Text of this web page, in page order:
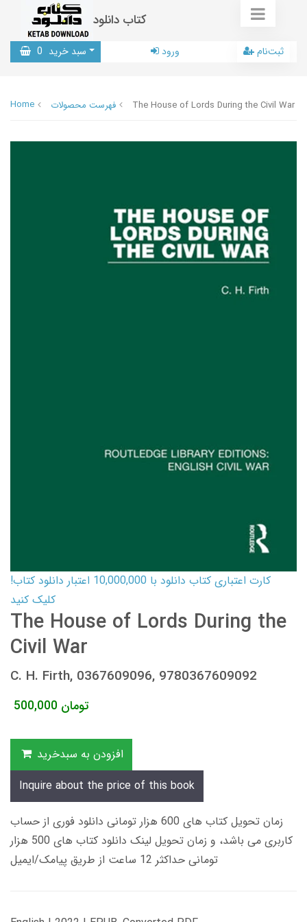
کتاب دانلود
سبد خرید 0 ورود ثبت‌نام
Home فهرست محصولات The House of Lords During the Civil War
کارت اعتباری کتاب دانلود با 10,000,000 اعتبار دانلود کتاب!
کلیک کنید
The House of Lords During the
Civil War
C. H. Firth, 0367609096, 9780367609092
500,000 تومان
افزودن به سبدخرید
Inquire about the price of this book
زمان تحویل کتاب های 600 هزار تومانی دانلود فوری از حساب
کاربری می باشد، و زمان تحویل لینک دانلود کتاب های 500 هزار
تومانی حداکثر 12 ساعت از طریق پیامک/ایمیل